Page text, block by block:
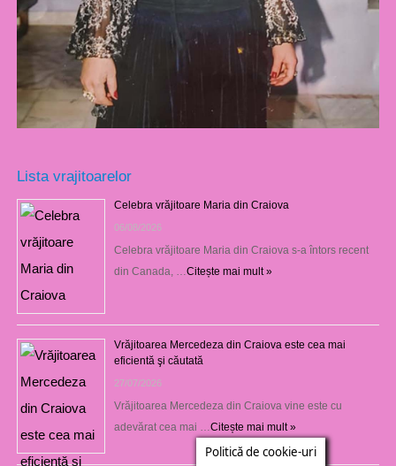
Lista vrajitoarelor
Celebra vrăjitoare Maria din Craiova
06/08/2026
Celebra vrăjitoare Maria din Craiova s-a întors recent
din Canada, … Citește mai mult »
Vrăjitoarea Mercedeza din Craiova este cea mai
eficientă şi căutată
27/07/2026
Vrăjitoarea Mercedeza din Craiova vine este cu
adevărat cea mai … Citește mai mult »
Politică de cookie-uri